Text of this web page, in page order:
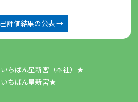
評価結果の公表 →
ちばん星新宮（本社）★
ちばん星新宮★